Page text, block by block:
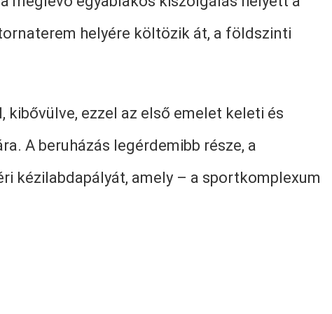
helyére költözik át, a földszinti
ezzel az első emelet keleti és
A beruházás legérdemibb része, a
kézilabdapályát, amely – a sportkomplexum